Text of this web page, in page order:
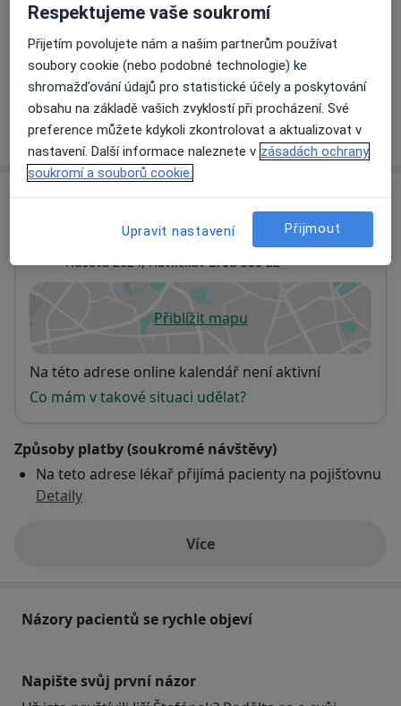
Ceník
Informace o službách a cenách nejsou k dispozici
Tento specialista ještě nepřidával žádné informace o
svých službách.
Nemocnice Havlíčkův Brod
Husova 2624, Havlíčkův Brod580 22
Přiblížit mapuse otevře v nové záložce
Dostupnost
Na této adrese online kalendář není aktivní
Co mám v takové situaci udělat?
Způsoby platby (soukromé návštěvy)
Na teto adrese lékař přijímá pacienty na pojišťovnu
Detaily
Víceo adrese
Názory pacientů se rychle objeví
Napište svůj první názor
Respektujeme vaše soukromí
Přijetím povolujete nám a našim partnerům používat
soubory cookie (nebo podobné technologie) ke
shromažďování údajů pro statistické účely a poskytování
obsahu na základě vašich zvyklostí při procházení. Své
preference můžete kdykoli zkontrolovat a aktualizovat v
nastavení. Další informace naleznete v zásadách ochrany
soukromí a souborů cookie.
Upravit nastavení Přijmout